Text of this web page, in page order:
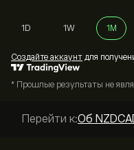
1D 1W 1M
Cоздайте аккаунт для
* Прошлые результаты не
Перейти к:Об